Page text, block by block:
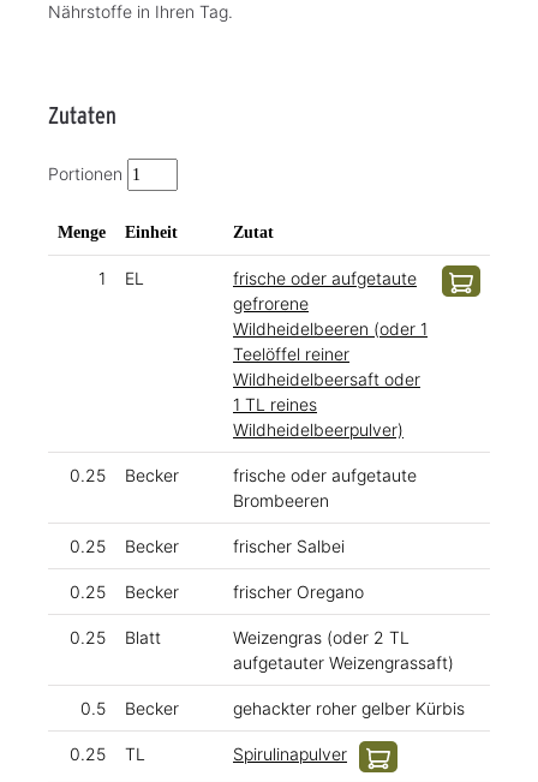
Nährstoffe in Ihren Tag.
Zutaten
Portionen
Menge Einheit Zutat
1 EL
frische oder aufgetaute
gefrorene
Wildheidelbeeren (oder 1
Teelöffel reiner
Wildheidelbeersaft oder
1 TL reines
Wildheidelbeerpulver)
0.25 Becker
frische oder aufgetaute
Brombeeren
0.25 Becker frischer Salbei
0.25 Becker frischer Oregano
0.25 Blatt
Weizengras (oder 2 TL
aufgetauter Weizengrassaft)
0.5 Becker gehackter roher gelber Kürbis
0.25 TL Spirulinapulver